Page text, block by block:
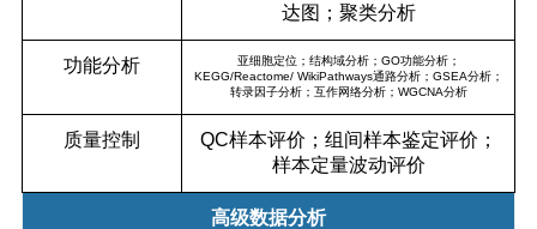
达图；聚类分析
功能分析
亚细胞定位；结构域分析；GO功能分析；
KEGG/Reactome/ WikiPathways通路分析；GSEA分析；
转录因子分析；互作网络分析；WGCNA分析
质量控制
QC样本评价；组间样本鉴定评价；
样本定量波动评价
高级数据分析